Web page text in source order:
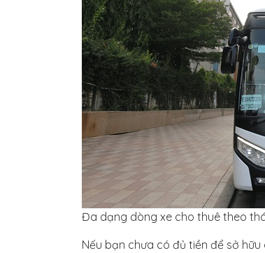
Đa dạng dòng xe cho thuê theo
Nếu bạn chưa có đủ tiền để sở